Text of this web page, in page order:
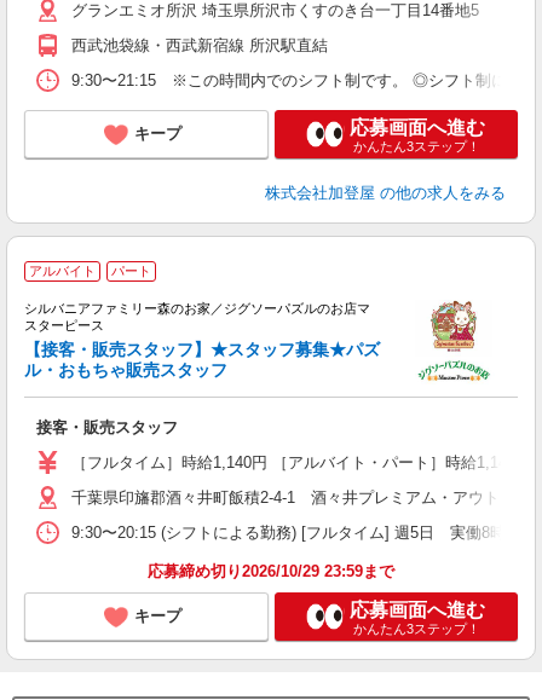
グランエミオ所沢 埼玉県所沢市くすのき台一丁目14番地5
西武池袋線・西武新宿線 所沢駅直結
9:30〜21:15 ※この時間内でのシフト制です。 ◎シフト制につき
キープ 応募画面へ進む
かんたん3ステップ！
株式会社加登屋 の他の求人をみる
アルバイト パート
シルバニアファミリー森のお家／ジグソーパズルのお店マ
スターピース
【接客・販売スタッフ】★スタッフ募集★パズ
ル・おもちゃ販売スタッフ
接客・販売スタッフ
［フルタイム］時給1,140円 ［アルバイト・パート］時給1,140円
千葉県印旛郡酒々井町飯積2-4-1 酒々井プレミアム・アウトレッ
9:30〜20:15 (シフトによる勤務) [フルタイム] 週5日 実働8時間
応募締め切り2026/10/29 23:59まで
キープ 応募画面へ進む
かんたん3ステップ！